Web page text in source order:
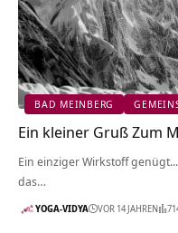
BAD MEINBERG
Ein kleiner Gruß Zum
Ein einziger Wirkstoff
das…
YOGA-VIDYA VOR 14 JAHREN